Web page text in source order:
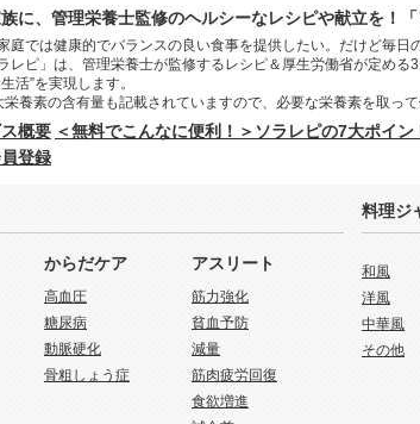
に、管理栄養士監修のヘルシーなレシピや献立を！「
庭では健康的でバランスの良い食事を提供したい。だけど毎
レピ」は、管理栄養士が監修するレシピ＆厚生労働省が定め
活”を実現します。
養素の含有量も記載されていますので、必要な栄養素を取っ
概要 ＜無料でこんなに便利！＞ソラレピの7大ポイン
登録
からだケア
高血圧
糖尿病
動脈硬化
骨粗しょう症
アスリート
筋力強化
貧血予防
減量
筋肉疲労回復
食欲増進
料理ジ
和風
洋風
中華風
その他